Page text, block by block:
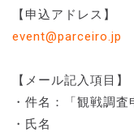
【申込アドレス】
event@parceiro.jp
【メール記入項目】
・件名：「観戦調査
・氏名